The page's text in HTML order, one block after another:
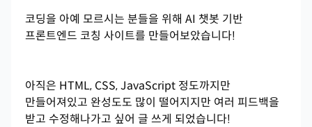
코딩을 아예 모르시는 분들을 위해 AI 챗봇 기반
프론트엔드 코칭 사이트를 만들어보았습니다!
아직은 HTML, CSS, JavaScript 정도까지만
만들어져있고 완성도도 많이 떨어지지만 여러 피드백을
받고 수정해나가고 싶어 글 쓰게 되었습니다!